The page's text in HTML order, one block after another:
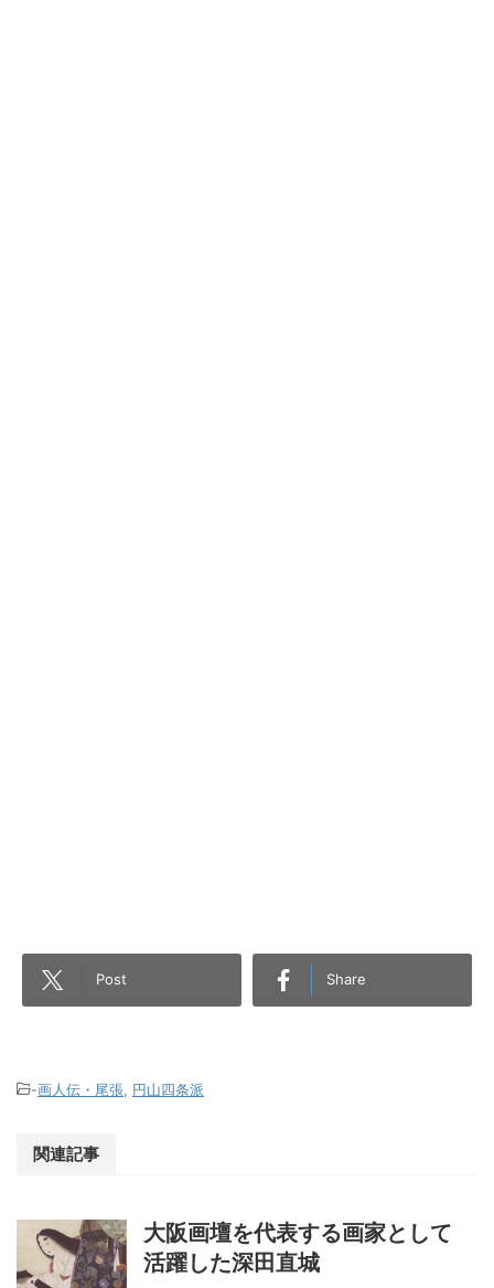
Post Share
-画人伝・尾張 円山四条派
関連記事
大阪画壇を代表する画家として
活躍した深田直城